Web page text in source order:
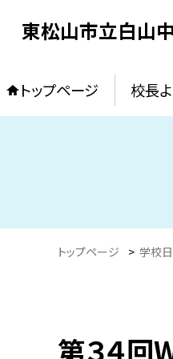
東松山市立白山
トップページ 校長
トップページ > 学校
第３４回